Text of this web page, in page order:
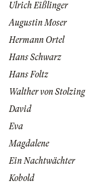
Ulrich Eißlinger
Augustin Moser
Hermann Ortel
Hans Schwarz
Hans Foltz
Walther von Stolzing
David
Eva
Magdalene
Ein Nachtwächter
Kobold